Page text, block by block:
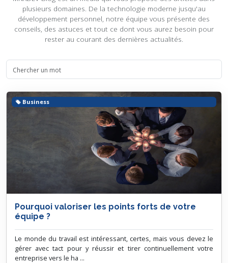
plusieurs domaines. De la technologie moderne jusqu'au
développement personnel, notre équipe vous présente des
conseils, des astuces et tout ce dont vous aurez besoin pour
rester au courant des dernières actualités.
Pourquoi valoriser les points forts de votre
équipe ?
Le monde du travail est intéressant, certes, mais vous devez le
gérer avec tact pour y réussir et tirer continuellement votre
entreprise vers le ha ...
Business